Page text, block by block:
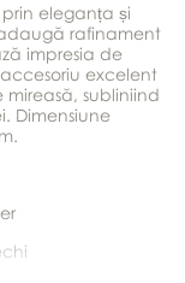
eleganța și
rafinament
impresia de
excelent
subliniind
Dimensiune